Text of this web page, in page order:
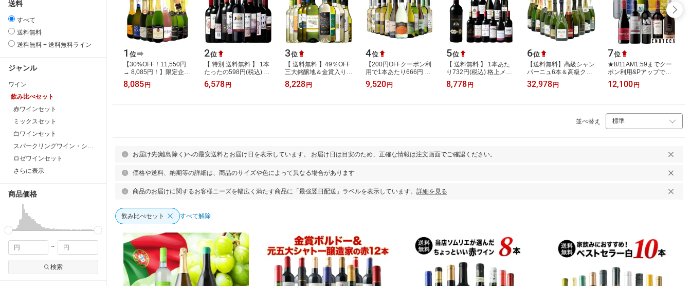
送料
すべて
送料無料
送料無料 + 送料無料ライン
ジャンル
ワイン
飲み比べセット
赤ワインセット
ミックスセット
白ワインセット
スパークリングワイン・シャンパンセット
ロゼワインセット
さらに表示
商品価格
~
検索
1 位
【30%OFF！11,550円
→ 8,085円！】限定企画
1,298円(税込)相当を1本
増量 辛口スパークリン
8,085 円
2位
【 特別 送料無料 】 1本
たったの598円(税込) 3
大銘醸地入り 世界選り
すぐり赤ワイン11本セ
6,578 円
3位
【 送料無料 】49％OFF
三大銘醸地＆金賞入り!
世界の辛口白ワイン12
本セット 第74弾 白ワイ
8,228 円
4位
【200円OFFクーポン利
用で1本あたり666円 送
料無料】45％OFF 白だ
け 特選 ワイン 12本+2本
9,520 円
5位
【 送料無料 】 1本あた
り732円(税込) 格上メド
ック＆5冠金賞入り!フラ
ンス金賞赤ワイン12本
8,778 円
6位
【送料無料】高級シャン
パーニュ6本＆高級クレ
マン6本の究極飲み比べ
12本セット(1本あたり驚
32,978 円
7位
★8/11AM1:59までクー
ポン利用&Pアップで更
にお得★エノテカ売れ筋
No.1！厳選バラエティ
12,100 円
並べ替え
お届け先(離島除く)への最安送料とお届け日を表示しています。 お届け日は目安のため、正確な情報は注文画面でご確認ください。
価格や送料、納期等の詳細は、商品のサイズや色によって異なる場合があります
商品のお届けに関するお客様ニーズを幅広く満たす商品に「最強翌日配送」ラベルを表示しています。 詳細を見る
飲み比べセット すべて解除